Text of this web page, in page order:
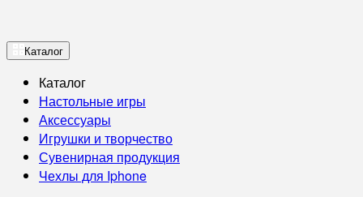
Каталог
Каталог
Настольные игры
Аксессуары
Игрушки и творчество
Сувенирная продукция
Чехлы для Iphone